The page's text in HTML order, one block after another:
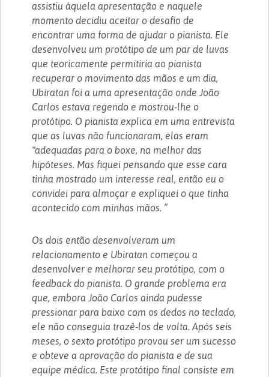
assistiu àquela apresentação e naquele
momento decidiu aceitar o desafio de
encontrar uma forma de ajudar o pianista. Ele
desenvolveu um protótipo de um par de luvas
que teoricamente permitiria ao pianista
recuperar o movimento das mãos e um dia,
Ubiratan foi a uma apresentação onde João
Carlos estava regendo e mostrou-lhe o
protótipo. O pianista explica em uma entrevista
que as luvas não funcionaram, elas eram
"adequadas para o boxe, na melhor das
hipóteses. Mas fiquei pensando que esse cara
tinha mostrado um interesse real, então eu o
convidei para almoçar e expliquei o que tinha
acontecido com minhas mãos. ”
Os dois então desenvolveram um
relacionamento e Ubiratan começou a
desenvolver e melhorar seu protótipo, com o
feedback do pianista. O grande problema era
que, embora João Carlos ainda pudesse
pressionar para baixo com os dedos no teclado,
ele não conseguia trazê-los de volta. Após seis
meses, o sexto protótipo provou ser um sucesso
e obteve a aprovação do pianista e de sua
equipe médica. Este protótipo final consiste em